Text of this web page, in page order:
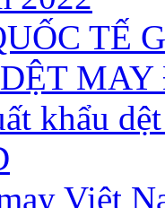
TẾ
khẩu
Việt